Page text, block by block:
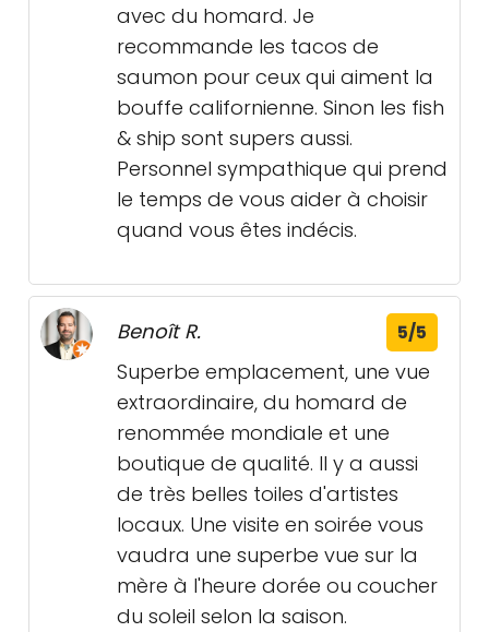
avec du homard. Je
recommande les tacos de
saumon pour ceux qui aiment la
bouffe californienne. Sinon les fish
& ship sont supers aussi.
Personnel sympathique qui prend
le temps de vous aider à choisir
quand vous êtes indécis.
Benoît R. 5/5
Superbe emplacement, une vue
extraordinaire, du homard de
renommée mondiale et une
boutique de qualité. Il y a aussi
de très belles toiles d'artistes
locaux. Une visite en soirée vous
vaudra une superbe vue sur la
mère à l'heure dorée ou coucher
du soleil selon la saison.